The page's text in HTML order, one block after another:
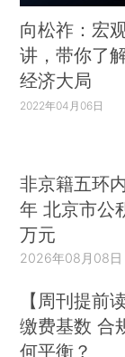
向松祚：宏
讲，带你了
经济大局
2022年04月06日
非京籍五环
年 北京市公
万元
2026年08月08日
【周刊提前
缴费基数 合
何平衡？